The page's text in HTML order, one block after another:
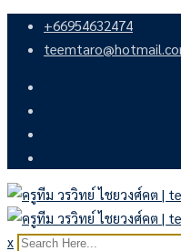
Skip
+66954632474
x